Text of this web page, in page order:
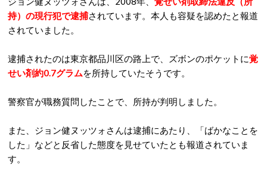
持）の現行犯で逮捕されています。本人も容疑を認めたと報道
されていました。
逮捕されたのは東京都品川区の路上で、ズボンのポケットに覚
せい剤約0.7グラムを所持していたそうです。
警察官が職務質問したことで、所持が判明しました。
また、ジョン健ヌッツォさんは逮捕にあたり、「ばかなことを
した」などと反省した態度を見せていたとも報道されていま
す。